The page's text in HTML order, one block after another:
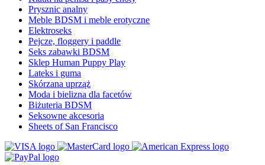
Prysznic analny
Meble BDSM i meble erotyczne
Elektroseks
Pejcze, floggery i paddle
Seks zabawki BDSM
Sklep Human Puppy Play
Lateks i guma
Skórzana uprząż
Moda i bielizna dla facetów
Biżuteria BDSM
Seksowne akcesoria
Sheets of San Francisco